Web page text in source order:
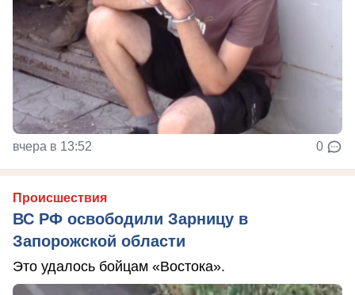
вчера в 13:52 0
Происшествия
ВС РФ освободили Зарницу в
Запорожской области
Это удалось бойцам «Востока».